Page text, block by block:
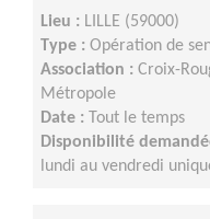
Lieu : LILLE (59000)
Type : Opération de
Association : Croix-
Métropole
Date : Tout le temps
Disponibilité
lundi au vendredi